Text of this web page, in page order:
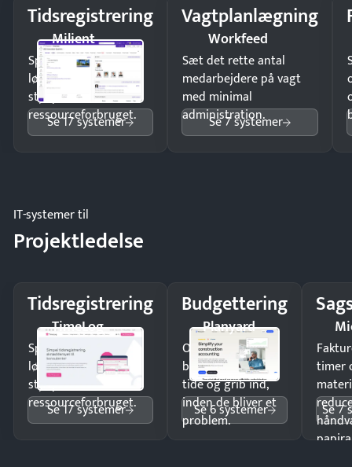
Tidsregistrering
Milient
Spar tid på
lønberegning og få
styr på
ressourceforbruget.
Se 17 systemer
Vagtplanlægning
Workfeed
Sæt det rette antal
medarbejdere på vagt
med minimal
administration.
Se 7 systemer
IT-systemer til
Projektledelse
Tidsregistrering
TimeLog
Spar tid på
lønberegning og få
styr på
ressourceforbruget.
Se 17 systemer
Budgettering
Planyard
Opdag
budgetafvigelser i
tide og grib ind,
inden de bliver et
problem.
Se 6 systemer
timer
Se 7